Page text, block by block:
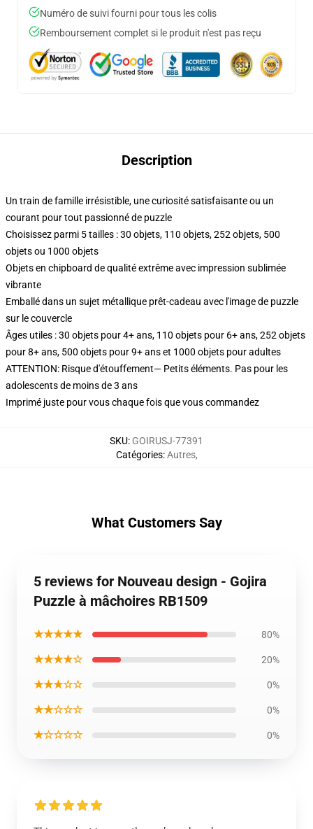
Numéro de suivi fourni pour tous les colis
Remboursement complet si le produit n'est pas reçu
Description
Un train de famille irrésistible, une curiosité satisfaisante ou un
courant pour tout passionné de puzzle
Choisissez parmi 5 tailles : 30 objets, 110 objets, 252 objets, 500
objets ou 1000 objets
Objets en chipboard de qualité extrême avec impression sublimée
vibrante
Emballé dans un sujet métallique prêt-cadeau avec l'image de puzzle
sur le couvercle
Âges utiles : 30 objets pour 4+ ans, 110 objets pour 6+ ans, 252 objets
pour 8+ ans, 500 objets pour 9+ ans et 1000 objets pour adultes
ATTENTION: Risque d'étouffement— Petits éléments. Pas pour les
adolescents de moins de 3 ans
Imprimé juste pour vous chaque fois que vous commandez
SKU: GOIRUSJ-77391
Catégories:Autres,
What Customers Say
5 reviews for Nouveau design - Gojira
Puzzle à mâchoires RB1509
★★★★★ 80%
★★★★☆ 20%
★★★☆☆ 0%
★★☆☆☆ 0%
★☆☆☆☆ 0%